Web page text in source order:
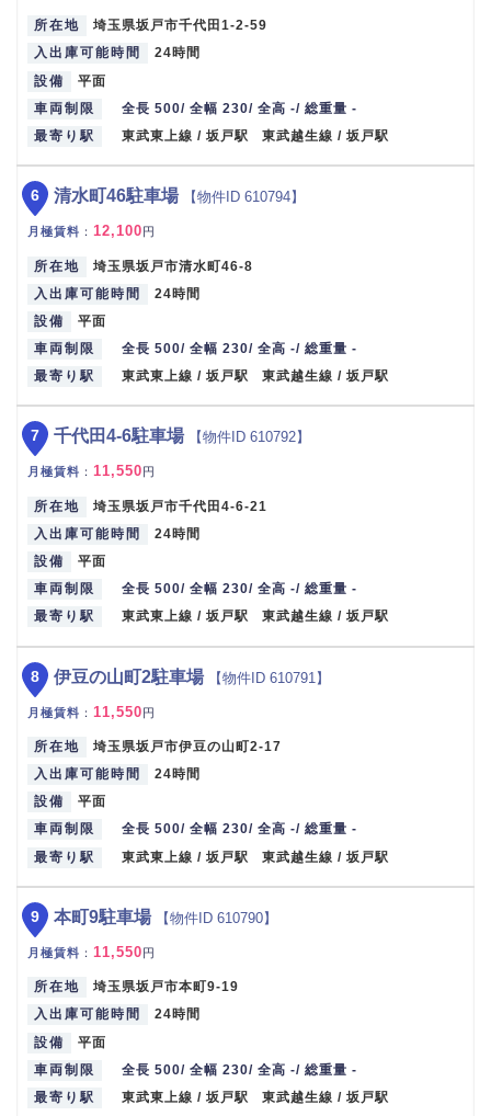
所在地
埼玉県坂戸市千代田1-2-59
入出庫可能時間
24時間
設備
平面
車両制限
全長 500/ 全幅 230/ 全高 -/ 総重量 -
最寄り駅
東武東上線 / 坂戸駅 東武越生線 / 坂戸駅
清水町46駐車場 【物件ID 610794】
月極賃料 ： 12,100円
所在地
埼玉県坂戸市清水町46-8
入出庫可能時間
24時間
設備
平面
車両制限
全長 500/ 全幅 230/ 全高 -/ 総重量 -
最寄り駅
東武東上線 / 坂戸駅 東武越生線 / 坂戸駅
6
千代田4-6駐車場 【物件ID 610792】
月極賃料 ： 11,550 円
所在地
埼玉県坂戸市千代田4-6-21
入出庫可能時間
24時間
設備
平面
車両制限
全長 500/ 全幅 230/ 全高 -/ 総重量 -
最寄り駅
東武東上線 / 坂戸駅 東武越生線 / 坂戸駅
7
伊豆の山町2駐車場 【物件ID 610791】
月極賃料 ： 11,550円
所在地
埼玉県坂戸市伊豆の山町2-17
入出庫可能時間
24時間
設備
平面
車両制限
全長 500/ 全幅 230/ 全高 -/ 総重量 -
最寄り駅
東武東上線 / 坂戸駅 東武越生線 / 坂戸駅
8
本町9駐車場 【物件ID 610790】
月極賃料 ： 11,550円
所在地
埼玉県坂戸市本町9-19
入出庫可能時間
24時間
設備
平面
車両制限
全長 500/ 全幅 230/ 全高 -/ 総重量 -
最寄り駅
東武東上線 / 坂戸駅 東武越生線 / 坂戸駅
9